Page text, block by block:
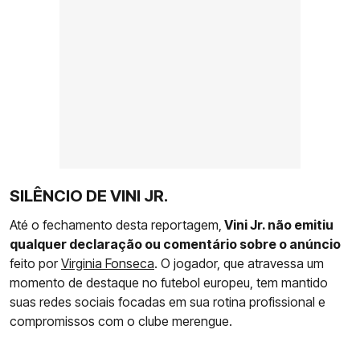
SILÊNCIO DE VINI JR.
Até o fechamento desta reportagem, Vini Jr. não emitiu
qualquer declaração ou comentário sobre o anúncio
feito porVirginia Fonseca. O jogador, que atravessa um
momento de destaque no futebol europeu, tem mantido
suas redes sociais focadas em sua rotina profissional e
compromissos com o clube merengue.